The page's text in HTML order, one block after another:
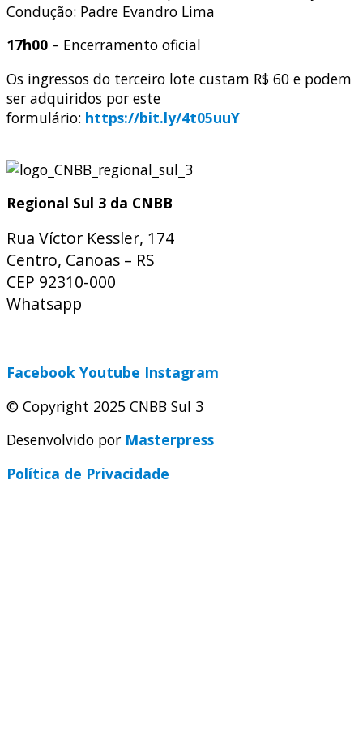
Condução: Padre Evandro Lima
17h00 – Encerramento oficial
Os ingressos do terceiro lote custam R$ 60 e podem
ser adquiridos por este
formulário: https://bit.ly/4t05uuY
Regional Sul 3 da CNBB
Rua Víctor Kessler, 174
Centro, Canoas – RS
CEP 92310-000
Whatsapp
Facebook Youtube Instagram
© Copyright 2025 CNBB Sul 3
Desenvolvido por Masterpress
Política de Privacidade